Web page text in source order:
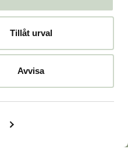
Tillåt urval
Avvisa